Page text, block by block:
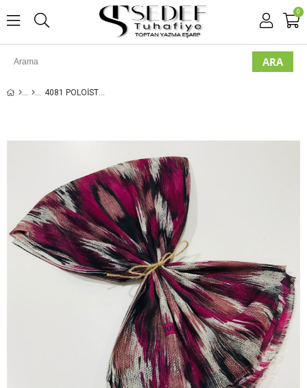
0
4081 POLOIST DESENLI ŞAL